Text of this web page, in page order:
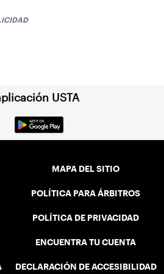
USTA
MAPA DEL SITIO
POLÍTICA PARA ÁRBITROS
POLÍTICA DE PRIVACIDAD
ENCUENTRA TU CUENTA
DECLARACIÓN DE ACCESIBILIDAD